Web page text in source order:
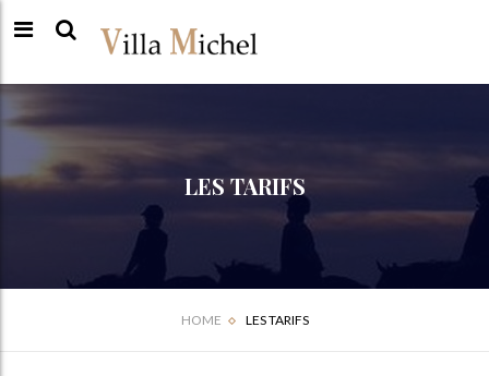
LES TARIFS
HOME LES TARIFS